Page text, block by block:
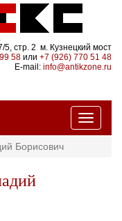
5, стр. 2 м. Кузнецкий мост
58 или +7 (926) 770 51 48
E-mail: info@antikzone.ru
Борисович